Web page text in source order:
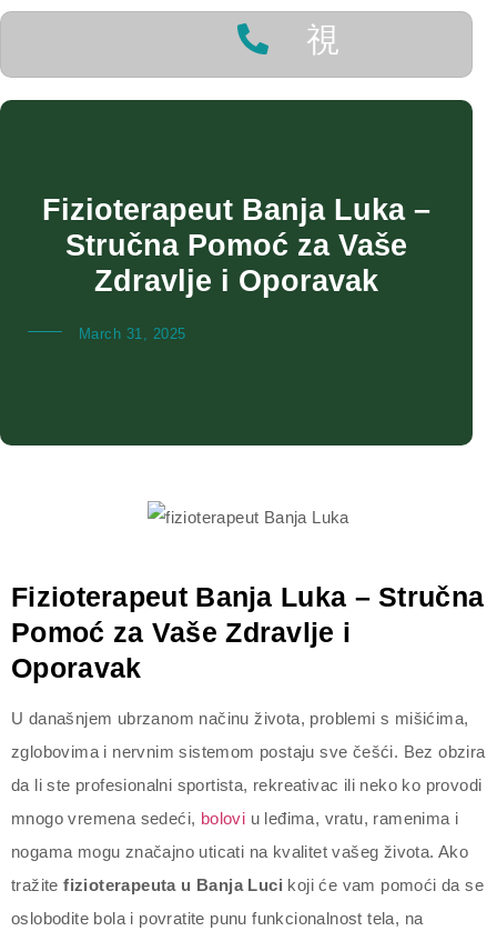
Fizioterapeut Banja Luka –
Stručna Pomoć za Vaše
Zdravlje i Oporavak
March 31, 2025
Fizioterapeut Banja Luka – Stručna
Pomoć za Vaše Zdravlje i
Oporavak
U današnjem ubrzanom načinu života, problemi s mišićima,
zglobovima i nervnim sistemom postaju sve češći. Bez obzira
da li ste profesionalni sportista, rekreativac ili neko ko provodi
mnogo vremena sedeći, bolovi u leđima, vratu, ramenima i
nogama mogu značajno uticati na kvalitet vašeg života. Ako
tražitefizioterapeuta u Banja Luci koji će vam pomoći da se
oslobodite bola i povratite punu funkcionalnost tela, na